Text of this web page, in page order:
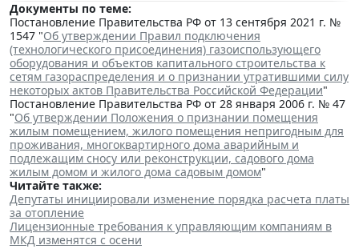
Документы по теме:
Постановление Правительства РФ от 13 сентября 2021 г. №
1547 "Об утверждении Правил подключения
(технологического присоединения) газоиспользующего
оборудования и объектов капитального строительства к
сетям газораспределения и о признании утратившими силу
некоторых актов Правительства Российской Федерации"
Постановление Правительства РФ от 28 января 2006 г. № 47
"Об утверждении Положения о признании помещения
жилым помещением, жилого помещения непригодным для
проживания, многоквартирного дома аварийным и
подлежащим сносу или реконструкции, садового дома
жилым домом и жилого дома садовым домом"
Читайте также:
Депутаты инициировали изменение порядка расчета платы
за отопление
Лицензионные требования к управляющим компаниям в
МКД изменятся с осени